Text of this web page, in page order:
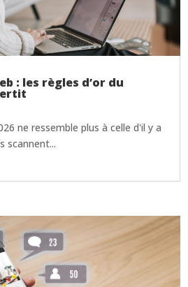
: les règles d’or du
ne ressemble plus à celle d'il y a
scannent...